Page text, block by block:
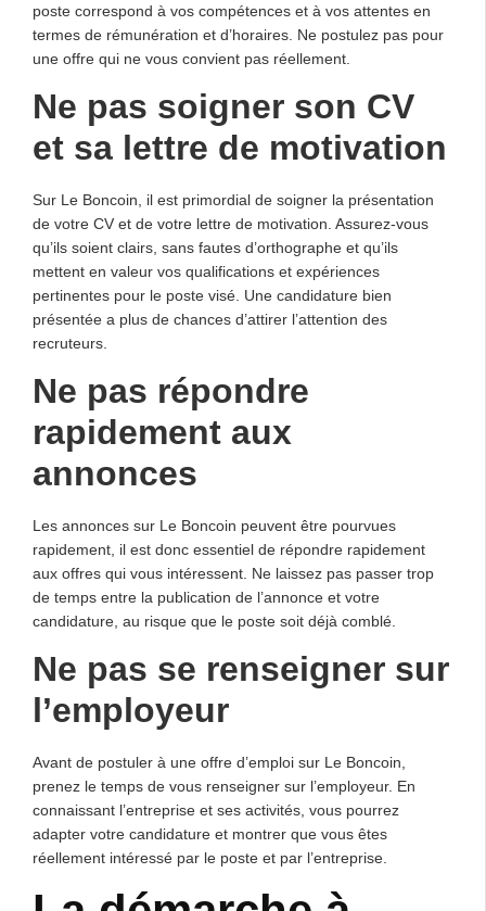
poste correspond à vos compétences et à vos attentes en
termes de rémunération et d’horaires. Ne postulez pas pour
une offre qui ne vous convient pas réellement.
Ne pas soigner son CV
et sa lettre de motivation
Sur Le Boncoin, il est primordial de soigner la présentation
de votre CV et de votre lettre de motivation. Assurez-vous
qu’ils soient clairs, sans fautes d’orthographe et qu’ils
mettent en valeur vos qualifications et expériences
pertinentes pour le poste visé. Une candidature bien
présentée a plus de chances d’attirer l’attention des
recruteurs.
Ne pas répondre
rapidement aux
annonces
Les annonces sur Le Boncoin peuvent être pourvues
rapidement, il est donc essentiel de répondre rapidement
aux offres qui vous intéressent. Ne laissez pas passer trop
de temps entre la publication de l’annonce et votre
candidature, au risque que le poste soit déjà comblé.
Ne pas se renseigner sur
l’employeur
Avant de postuler à une offre d’emploi sur Le Boncoin,
prenez le temps de vous renseigner sur l’employeur. En
connaissant l’entreprise et ses activités, vous pourrez
adapter votre candidature et montrer que vous êtes
réellement intéressé par le poste et par l’entreprise.